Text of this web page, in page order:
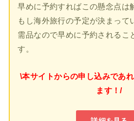
早めに予約すればこの懸念点は
もし海外旅行の予定が決まって
需品なので早めに予約されるこ
す。
\本サイトからの申し込みであ
ます！/